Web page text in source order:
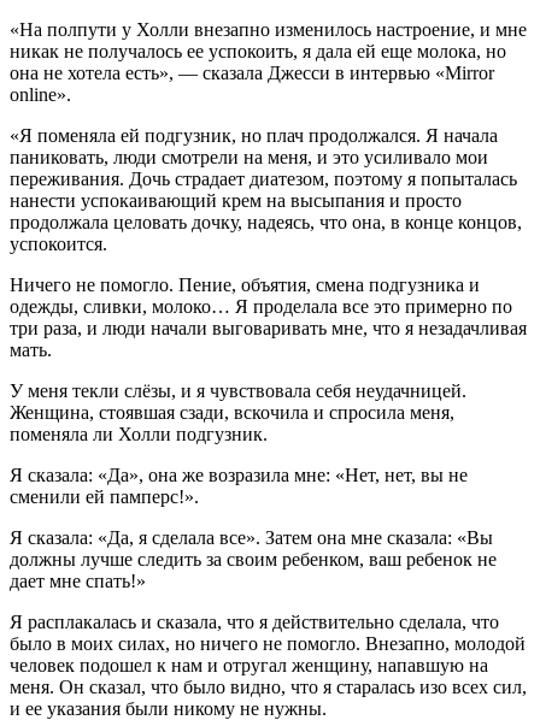
«На полпути у Холли внезапно изменилось настроение, и мне
никак не получалось ее успокоить, я дала ей еще молока, но
она не хотела есть», — сказала Джесси в интервью «Mirror
online».
«Я поменяла ей подгузник, но плач продолжался. Я начала
паниковать, люди смотрели на меня, и это усиливало мои
переживания. Дочь страдает диатезом, поэтому я попыталась
нанести успокаивающий крем на высыпания и просто
продолжала целовать дочку, надеясь, что она, в конце концов,
успокоится.
Ничего не помогло. Пение, объятия, смена подгузника и
одежды, сливки, молоко… Я проделала все это примерно по
три раза, и люди начали выговаривать мне, что я незадачливая
мать.
У меня текли слёзы, и я чувствовала себя неудачницей.
Женщина, стоявшая сзади, вскочила и спросила меня,
поменяла ли Холли подгузник.
Я сказала: «Да», она же возразила мне: «Нет, нет, вы не
сменили ей памперс!».
Я сказала: «Да, я сделала все». Затем она мне сказала: «Вы
должны лучше следить за своим ребенком, ваш ребенок не
дает мне спать!»
Я расплакалась и сказала, что я действительно сделала, что
было в моих силах, но ничего не помогло. Внезапно, молодой
человек подошел к нам и отругал женщину, напавшую на
меня. Он сказал, что было видно, что я старалась изо всех сил,
и ее указания были никому не нужны.